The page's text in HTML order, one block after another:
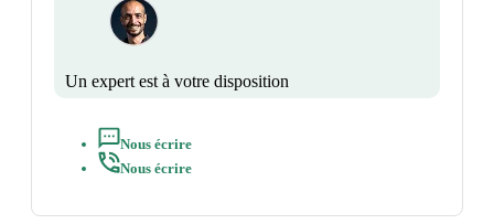
Un expert est à votre disposition
Nous écrire
Nous écrire